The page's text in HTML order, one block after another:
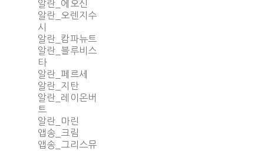
알란_에오신
알란_오렌지수
시
알란_캄파뉴트
알란_블루비스
타
알란_페르세
알란_지탄
알란_레이온버
트
알란_마린
앱송_크림
앱송_그리스뮤